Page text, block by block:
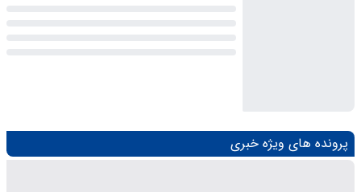
پرونده های ویژه خبری